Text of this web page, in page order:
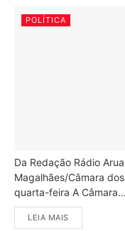
POLÍTICA
Da Redação Rádio
Magalhães/Câmara
quarta-feira A Câmara...
LEIA MAIS